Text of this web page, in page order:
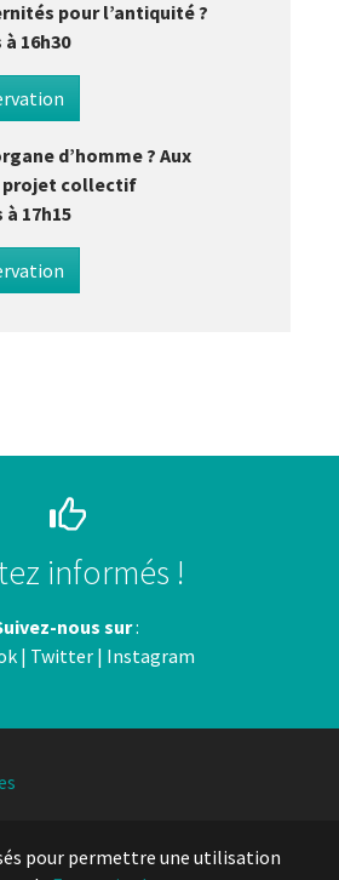
pour permettre une utilisation
pour l’antiquité ?
16h30
d’homme ? Aux
projet collectif
17h15
informés !
nous sur:
| Twitter| Instagram
Culture